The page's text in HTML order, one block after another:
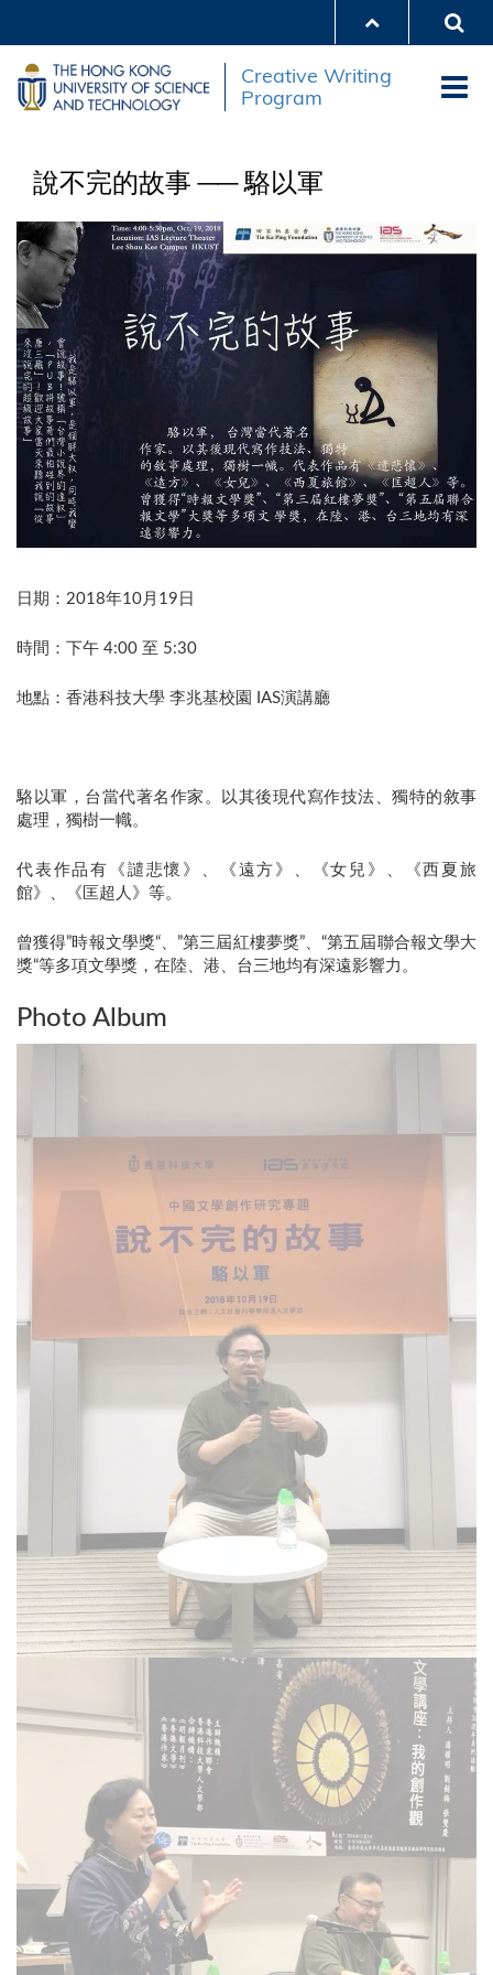
content
Creative Writing
Program
說不完的故事 ── 駱以軍
日期：2018年10月19日
時間：下午 4:00 至 5:30
地點：香港科技大學 李兆基校園 IAS演講廳
​駱以軍，台當代著名作家。以其後現代寫作技法、獨特的敘事
處理，獨樹一幟。
代表作品有《譴悲懷》、《遠方》、《女兒》、《西夏旅
館》、《匡超人》等。
曾獲得”時報文學獎“、”第三屆紅樓夢獎”、“第五屆聯合報文學大
獎“等多項文學獎，在陸、港、台三地均有深遠影響力。
Photo Album